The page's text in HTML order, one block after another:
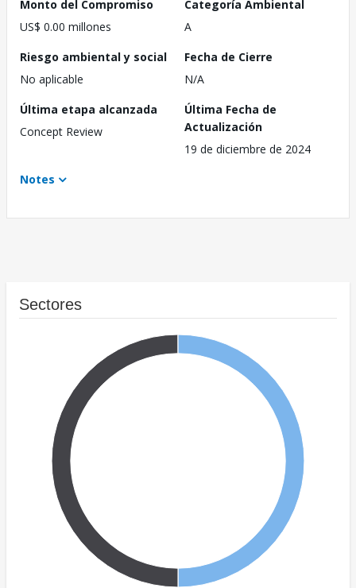
Monto del Compromiso
US$ 0.00 millones
Categoría Ambiental
A
Riesgo ambiental y social
No aplicable
Fecha de Cierre
N/A
Última etapa alcanzada
Concept Review
Última Fecha de
Actualización
19 de diciembre de 2024
Notes
Sectores